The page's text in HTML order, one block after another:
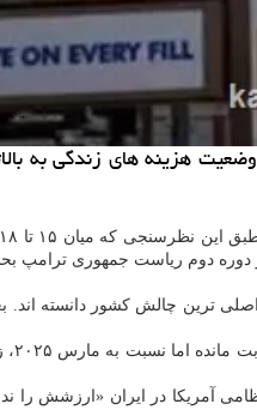
هزینه های زندگی به